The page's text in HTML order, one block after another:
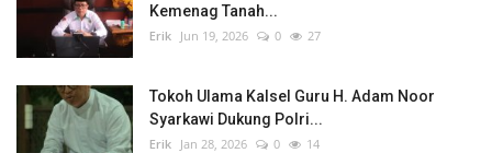
Kemenag Tanah...
Erik Jun 19, 2026 0 27
Tokoh Ulama Kalsel Guru H. Adam Noor
Syarkawi Dukung Polri...
Erik Jan 28, 2026 0 14